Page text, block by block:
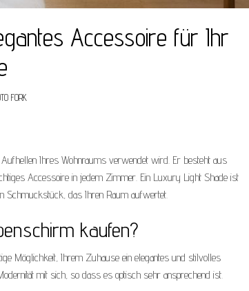
Accessoire für Ihr
FORK
Ihres Wohnraums verwendet wird. Er besteht aus
Accessoire in jedem Zimmer. Ein Luxury Light Shade ist
Schmuckstück, das Ihren Raum aufwertet.
kaufen?
Möglichkeit, Ihrem Zuhause ein elegantes und stilvolles
mit sich, so dass es optisch sehr ansprechend ist.